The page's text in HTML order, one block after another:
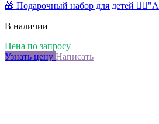
🎁 Подарочный набор для детей
В наличии
Цена по запросу
Узнать цену Написать